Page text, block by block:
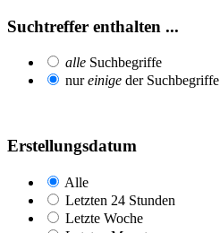
Suchtreffer enthalten ...
alle Suchbegriffe
nureinige der Suchbegriffe
Erstellungsdatum
Alle
Letzten 24 Stunden
Letzte Woche